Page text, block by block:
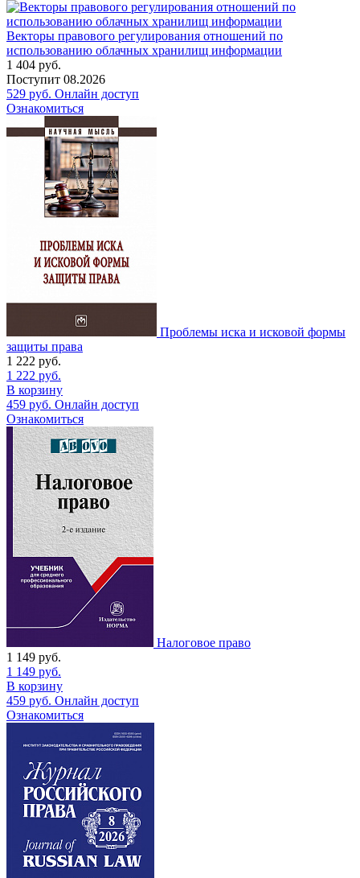
Векторы правового регулирования отношений по
использованию облачных хранилищ информации
1 404 руб.
Поступит 08.2026
529 руб. Онлайн доступ
Ознакомиться
Проблемы иска и исковой формы
защиты права
1 222 руб.
1 222 руб.
В корзину
459 руб. Онлайн доступ
Ознакомиться
Налоговое право
1 149 руб.
1 149 руб.
В корзину
459 руб. Онлайн доступ
Ознакомиться